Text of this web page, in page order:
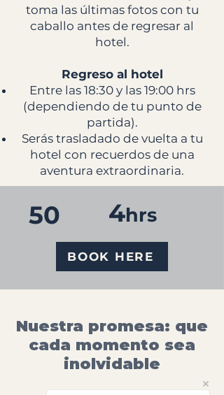
toma las últimas fotos con tu
caballo antes de regresar al
hotel.
Regreso al hotel
Entre las 18:30 y las 19:00 hrs
(dependiendo de tu punto de
partida).
Serás trasladado de vuelta a tu
hotel con recuerdos de una
aventura extraordinaria.
50 4hrs
BOOK HERE
Nuestra promesa: que
cada momento sea
inolvidable